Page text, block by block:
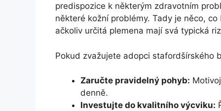
predispozice k některým zdravotním
některé kožní problémy. Tady je něco,
ačkoliv určitá plemena mají svá typická
Pokud zvažujete adopci stafordšírského
Zaručte pravidelný pohyb:
denně.
Investujte do kvalitního výcviku: